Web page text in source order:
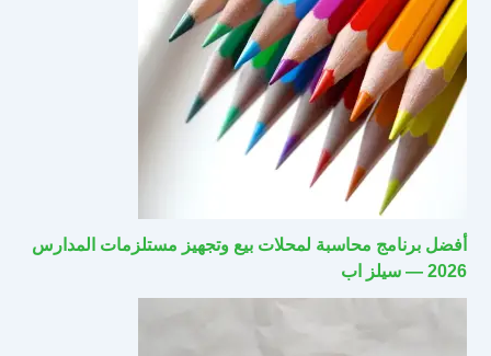
أفضل برنامج محاسبة لمحلات بيع وتجهيز مستلزمات المدارس
2026 — سيلز اب